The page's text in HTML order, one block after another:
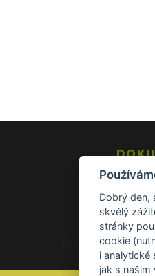
Všeobecné
Zásady
Reklamace
Kontakt Kontakt
Dobrý den,
skvělý
stránky
cookie
i
jak s našim